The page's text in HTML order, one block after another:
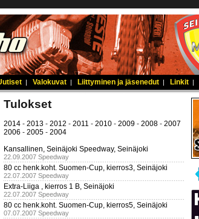
| Valokuvat | Liittyminen ja jäsenedut | Linkit |
Tulokset
2014 - 2013 - 2012 - 2011 - 2010 - 2009 - 2008 - 2007
2006 - 2005 - 2004
Kansallinen, Seinäjoki Speedway, Seinäjoki
22.09.2007 Speedway
80 cc henk.koht. Suomen-Cup, kierros3, Seinäjoki
22.07.2007 Speedway
Extra-Liiga , kierros 1 B, Seinäjoki
22.07.2007 Speedway
80 cc henk.koht. Suomen-Cup, kierros5, Seinäjoki
07.07.2007 Speedway